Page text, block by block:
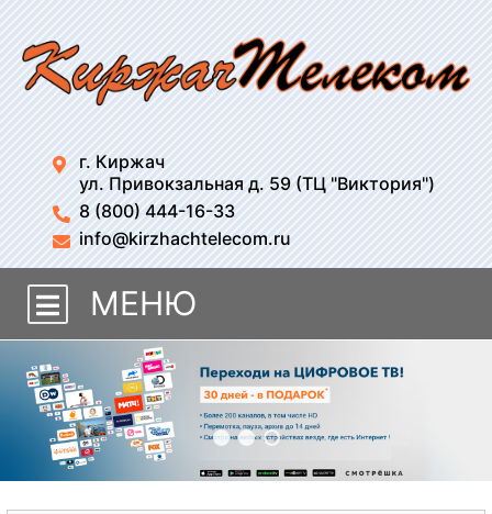
г. Киржач
ул. Привокзальная д. 59 (ТЦ "Виктория")
8 (800) 444-16-33
info@kirzhachtelecom.ru
МЕНЮ